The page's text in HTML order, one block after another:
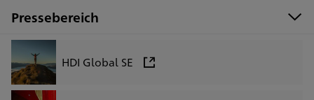
Pressebereich
HDI Global SE